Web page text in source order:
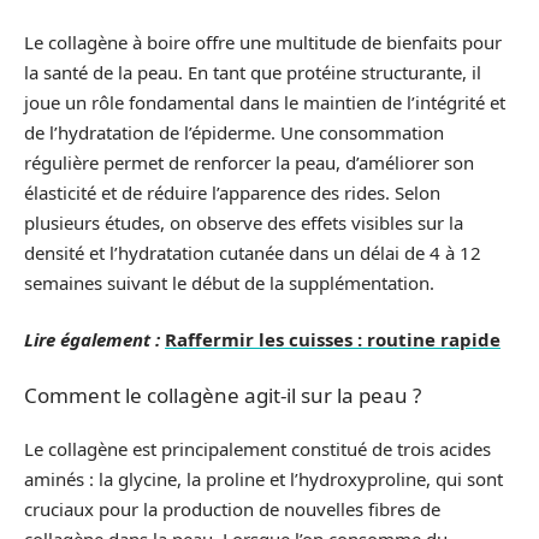
Le collagène à boire offre une multitude de bienfaits pour
la santé de la peau. En tant que protéine structurante, il
joue un rôle fondamental dans le maintien de l’intégrité et
de l’hydratation de l’épiderme. Une consommation
régulière permet de renforcer la peau, d’améliorer son
élasticité et de réduire l’apparence des rides. Selon
plusieurs études, on observe des effets visibles sur la
densité et l’hydratation cutanée dans un délai de 4 à 12
semaines suivant le début de la supplémentation.
Lire également : Raffermir les cuisses : routine rapide
Comment le collagène agit-il sur la peau ?
Le collagène est principalement constitué de trois acides
aminés : la glycine, la proline et l’hydroxyproline, qui sont
cruciaux pour la production de nouvelles fibres de